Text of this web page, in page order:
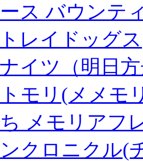
ス バウンテ
レイドッグス
イツ（明日
モリ(メメモ
メモリアフ
クロニクル(